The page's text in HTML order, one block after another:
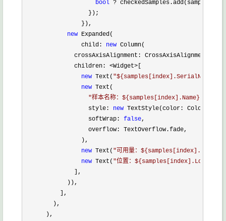
bool ?
                  });
                }),
new Expanded(
                child:
new Column(
crossAxisAlignment:
              children:
<Widget>
new Text( "${samples[index].SerialNumber}
new Text(
"样本名称：${samples[index].Name}
                  style:
new TextStyle(color:
                  softWrap:
false,
                  overflow: TextOverflow.fade,
                ),
new Text( "可用量：
new Text( "位置：${samples[index].Location}
              ],
            )),
          ],
        ),
      ),